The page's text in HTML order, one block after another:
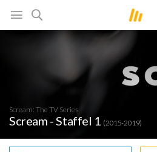
Scream: The TV Series
Scream - Staffel 1 (2015-2019)